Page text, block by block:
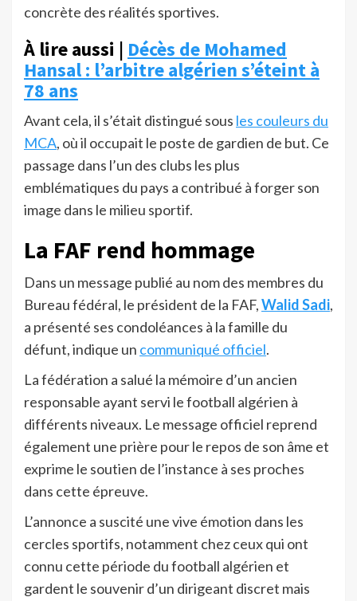
concrète des réalités sportives.
À lire aussi | Décès de Mohamed
Hansal : l’arbitre algérien s’éteint à
78 ans
Avant cela, il s’était distingué sous les couleurs du
MCA, où il occupait le poste de gardien de but. Ce
passage dans l’un des clubs les plus
emblématiques du pays a contribué à forger son
image dans le milieu sportif.
La FAF rend hommage
Dans un message publié au nom des membres du
Bureau fédéral, le président de la FAF,Walid Sadi,
a présenté ses condoléances à la famille du
défunt, indique un communiqué officiel.
La fédération a salué la mémoire d’un ancien
responsable ayant servi le football algérien à
différents niveaux. Le message officiel reprend
également une prière pour le repos de son âme et
exprime le soutien de l’instance à ses proches
dans cette épreuve.
L’annonce a suscité une vive émotion dans les
cercles sportifs, notamment chez ceux qui ont
connu cette période du football algérien et
gardent le souvenir d’un dirigeant discret mais